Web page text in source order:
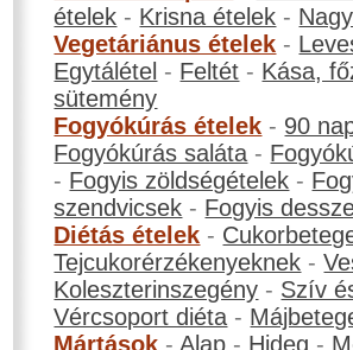
ételek - Krisna ételek -
Vegetáriánus ételek -
Egytálétel - Feltét - Kása,
sütemény
Fogyókúrás ételek - 90
Fogyókúrás saláta -
- Fogyis zöldségételek -
szendvicsek - Fogyis
Diétás ételek -
Tejcukorérzékenyeknek -
Koleszterinszegény - Szív
Vércsoport diéta -
Mártások -Alap - Hideg -